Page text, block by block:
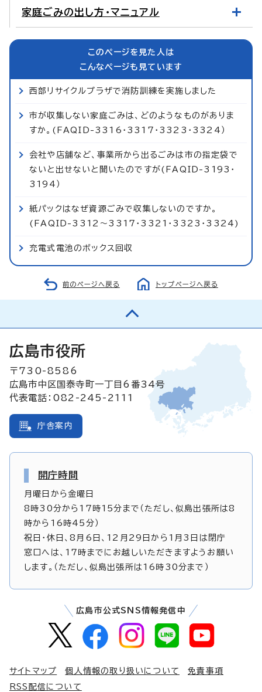
家庭ごみの出し方・マニュアル
このページを見た人は
こんなページも見ています
西部リサイクルプラザで消防訓練を実施しました
市が収集しない家庭ごみは、どのようなものがありま
すか。(FAQID-3316・3317・3323・3324）
会社や店舗など、事業所から出るごみは市の指定袋で
ないと出せないと聞いたのですが(FAQID-3193・
3194）
紙パックはなぜ資源ごみで収集しないのですか。
(FAQID-3312～3317・3321・3323・3324)
充電式電池のボックス回収
前のページへ戻る トップページへ戻る
広島市役所
〒730-8586
広島市中区国泰寺町一丁目6番34号
代表電話：082-245-2111
庁舎案内
開庁時間
月曜日から金曜日
8時30分から17時15分まで（ただし、似島出張所は8
時から16時45分）
祝日・休日、8月6日、12月29日から1月3日は閉庁
窓口へは、17時までにお越しいただきますようお願い
します。（ただし、似島出張所は16時30分まで）
広島市公式SNS情報発信中
サイトマップ 個人情報の取り扱いについて
免責事項
RSS配信について